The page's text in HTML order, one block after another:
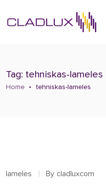
Tag: tehniskas-lameles
Home tehniskas-lameles
lameles By cladluxcom